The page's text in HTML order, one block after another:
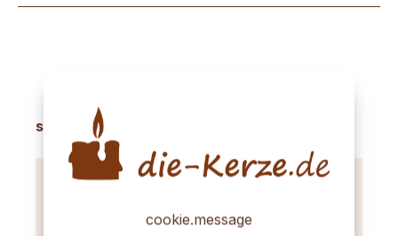
Produktgalerie überspringen
sinnvolles Zubehör
cookie.message